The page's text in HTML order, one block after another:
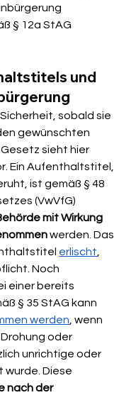
§ 12a StAG
und
sobald sie
gewünschten
sieht hier
Ein Aufenthaltstitel,
ist gemäß § 48
(VwVfG)
mit Wirkung
werden. Das
erlischt
Noch
einer bereits
§ 35 StAG kann
werden , wenn
oder
unrichtige oder
wurde. Diese
nach der